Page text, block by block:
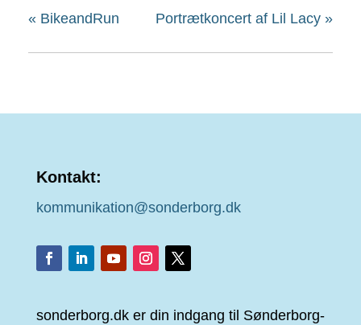
« BikeandRun Portrætkoncert af Lil Lacy »
Kontakt:
kommunikation@sonderborg.dk
sonderborg.dk er din indgang til Sønderborg-